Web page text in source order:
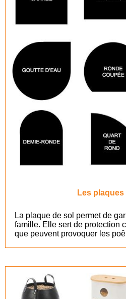
Les plaques
La plaque de sol permet de
famille. Elle sert de protection
que peuvent provoquer les